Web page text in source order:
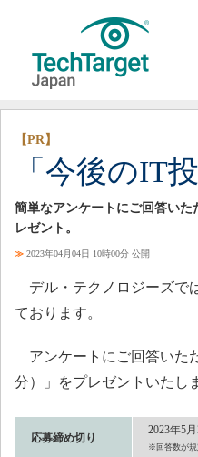
「今後のIT
【PR】
簡単なアンケートにご回答いた
レゼント。
≫ 2023年04月04日 10時00分 公開
デル・テクノロジーズで
ております。
アンケートにご回答いた
分）」をプレゼントいたし
応募締め切り
2023年5
※回答数が規